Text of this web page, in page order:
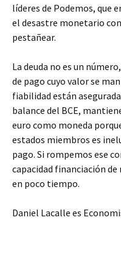
líderes de Podemos, que
el desastre monetario
pestañear.
La deuda no es un
de pago cuyo valor se
fiabilidad están
balance del BCE,
euro como moneda
estados miembros es
pago. Si rompemos ese
capacidad financiación
en poco tiempo.
Daniel Lacalle es